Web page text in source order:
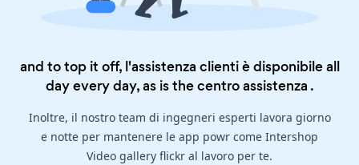
and to top it off, l'assistenza clienti è disponibile all
day every day, as is thecentro assistenza .
Inoltre, il nostro team di ingegneri esperti lavora giorno
e notte per mantenere le app powr come Intershop
Video gallery flickr al lavoro per te.